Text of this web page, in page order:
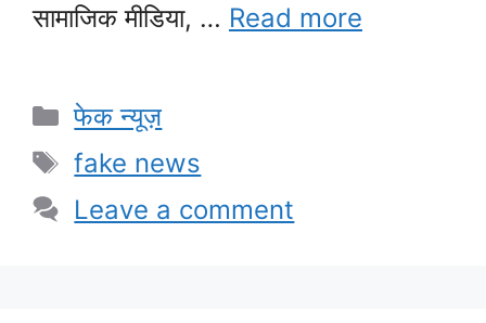
सामाजिक मीडिया, … Read more
Categories
फेक न्यूज़
Tags
fake news
Leave a comment